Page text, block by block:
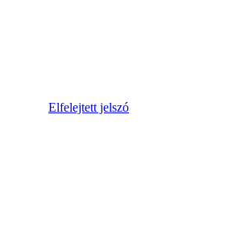
Elfelejtett jelszó